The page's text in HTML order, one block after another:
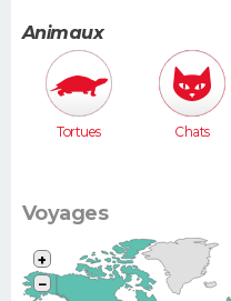
(Megane,
307...)
Animaux
Tortues Chats
Voyages
+
−